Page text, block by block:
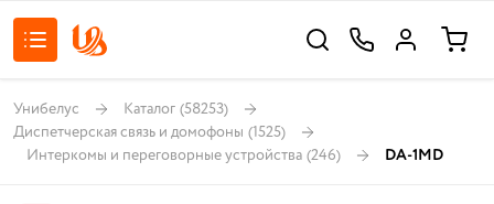
Унибелус Каталог (58253)
Диспетчерская связь и домофоны (1525)
Интеркомы и переговорные устройства (246) DA-1MD